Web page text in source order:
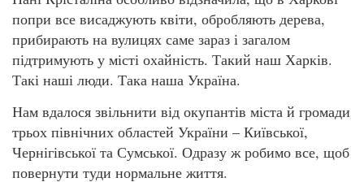
попри все висаджують квіти, обробляють дерева,
прибирають на вулицях саме зараз і загалом
підтримують у місті охайність. Такий наш Харків.
Такі наші люди. Така наша Україна.
Нам вдалося звільнити від окупантів міста й громади
трьох північних областей України – Київської,
Чернігівської та Сумської. Одразу ж робимо все, щоб
повернути туди нормальне життя.